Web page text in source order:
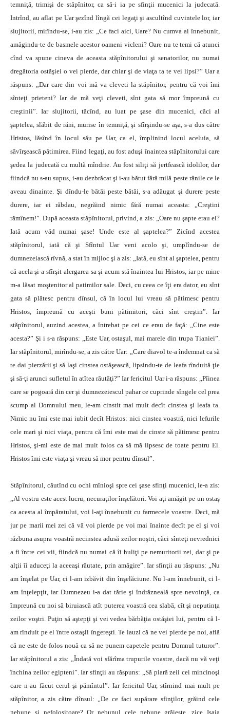
temniţă, trimişi de stăpînitor, ca să-i ia pe sfinţii mucenici la judecată.
Intrînd, au aflat pe Uar şezînd lîngă cei legaţi şi ascultînd cuvintele lor, iar
slujitorii, mirîndu-se, i-au zis: „Ce faci aici, Uare? Nu cumva ai înnebunit,
amăgindu-te de basmele acestor oameni vicleni? Oare nu te temi că atunci
cînd va spune cineva de aceasta stăpînitorului şi senatorilor, nu numai
dregătoria ostăşiei o vei pierde, dar chiar şi de viaţa ta te vei lipsi?” Uar a
răspuns: „Dar care din voi mă va cleveti la stăpînitor, pentru că voi îmi
sînteţi prieteni? Iar de mă veţi cleveti, sînt gata să mor împreună cu
creştinii”. Iar slujitorii, tăcînd, au luat pe şase din mucenici, căci al
şaptelea, slăbit de răni, murise în temniţă, şi sfîrşindu-se aşa, s-a dus către
Hristos, lăsînd în locul său pe Uar, ca el, împlinind locul aceluia, să
săvîrşească pătimirea. Fiind legaţi, au fost aduşi înaintea stăpînitorului care
şedea la judecată cu multă mîndrie. Au fost siliţi să jertfească idolilor, dar
fiindcă nu s-au supus, i-au dezbrăcat şi i-au bătut fără milă peste rănile ce le
aveau dinainte. Şi dîndu-le bătăi peste bătăi, s-a adăugat şi durere peste
durere, iar ei răbdau, negrăind nimic fără numai aceasta: „Creştini
rămînem!”. După aceasta stăpînitorul, privind, a zis: „Oare nu şapte erau ei?
Iată acum văd numai şase! Unde este al şaptelea?” Zicînd acestea
stăpînitorul, iată că şi Sfîntul Uar veni acolo şi, umplîndu-se de
dumnezeiască rîvnă, a stat în mijloc şi a zis: „Iată, eu sînt al şaptelea, pentru
că acela şi-a sfîrşit alergarea sa şi acum stă înaintea lui Hristos, iar pe mine
m-a lăsat moştenitor al patimilor sale. Deci, cu ceea ce îţi era dator, eu sînt
gata să plătesc pentru dînsul, că în locul lui vreau să pătimesc pentru
Hristos, împreună cu aceşti buni pătimitori, căci sînt creştin”. Iar
stăpînitorul, auzind acestea, a întrebat pe cei ce erau de faţă: „Cine este
acesta?” Şi i s-a răspuns: „Este Uar, ostaşul, mai marele din trupa Tianiei”.
Iar stăpînitorul, mirîndu-se, a zis către Uar: „Care diavol te-a îndemnat ca să
te dai pierzării şi să laşi cinstea ostăşească, lipsindu-te de leafa rînduită ţie
şi să-ţi arunci sufletul în atîtea răutăţi?” Iar fericitul Uar i-a răspuns: „Pîinea
care se pogoară din cer şi dumnezeiescul pahar ce cuprinde sîngele cel prea
scump al Domnului meu, le-am cinstit mai mult decît cinstea şi leafa ta.
Nimic nu îmi este mai iubit decît Hristos: nici cinstea voastră, nici lefurile
cele mari şi nici viaţa, pentru că îmi este mai de cinste să pătimesc pentru
Hristos, şi-mi este de mai mult folos ca să mă lipsesc de toate pentru El.
Hristos îmi este viaţa şi vreau să mor pentru dînsul”.
Stăpînitorul, căutînd cu ochi mînioşi spre cei şase sfinţi mucenici, le-a zis:
„Al vostru este acest lucru, necuraţilor înşelători. Voi aţi amăgit pe un ostaş
ca acesta al împăratului, voi l-aţi înnebunit cu farmecele voastre. Deci, mă
jur pe marii mei zei că vă voi pierde pe voi mai înainte decît pe el şi voi
răzbuna asupra voastră necinstea adusă zeilor noştri, căci sînteţi nevrednici
a fi între cei vii, fiindcă nu numai că îi huliţi pe nemuritorii zei, dar şi pe
alţii îi aduceţi la aceeaşi răutate, prin amăgire”. Iar sfinţii au răspuns: „Nu
am înşelat pe Uar, ci l-am izbăvit din înşelăciune. Nu l-am înnebunit, ci l-
am înţelepţit, iar Dumnezeu i-a dat tărie şi îndrăzneală spre nevoinţă, ca
împreună cu noi să biruiască atît puterea voastră cea slabă, cît şi neputinţa
zeilor voştri. Puţin să aştepţi şi vei vedea bărbăţia ostăşiei lui, pentru că l-
am rînduit pe el între ostaşii îngereşti. Te lauzi că ne vei pierde pe noi, află
că ne este de folos nouă ca să ne punem capetele pentru Domnul tuturor”.
Iar stăpînitorul a zis: „Îndată voi sfărîma trupurile voastre, dacă nu vă veţi
închina zeilor egipteni”. Iar sfinţii au răspuns: „Să piară zeii cei mincinoşi
care n-au făcut cerul şi pămîntul”. Iar fericitul Uar, stîrnind mai mult pe
stăpînitor, a zis către dînsul: „De ce faci supărare sfinţilor, grăind cele
nebune şi nefolositoare? Or nebunul cele nebune grăieşte, zice Isaia